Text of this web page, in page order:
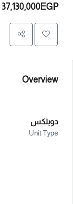
37,130,000EGP
Overview
دوبلكس
Unit Type